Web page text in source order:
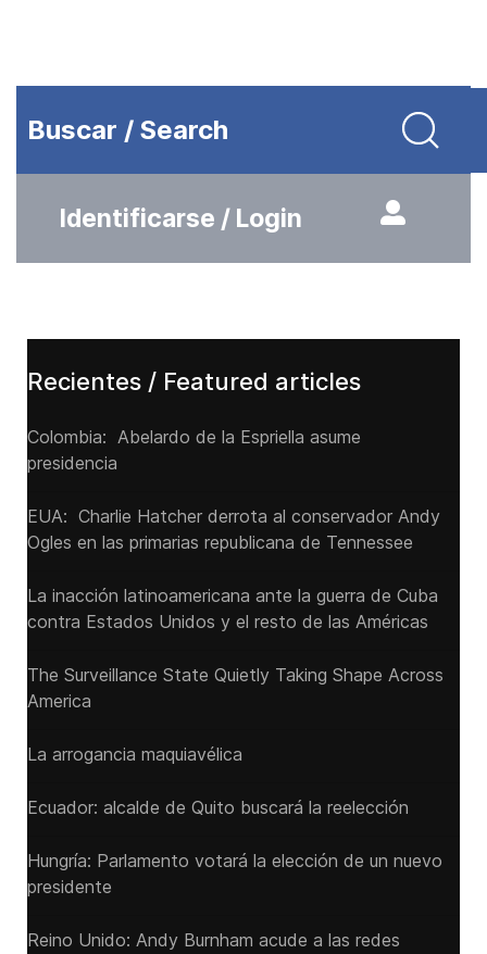
Buscar / Search
Identificarse / Login
Recientes / Featured articles
Colombia: Abelardo de la Espriella asume
presidencia
EUA: Charlie Hatcher derrota al conservador Andy
Ogles en las primarias republicana de Tennessee
La inacción latinoamericana ante la guerra de Cuba
contra Estados Unidos y el resto de las Américas
The Surveillance State Quietly Taking Shape Across
America
La arrogancia maquiavélica
Ecuador: alcalde de Quito buscará la reelección
Hungría: Parlamento votará la elección de un nuevo
presidente
Reino Unido: Andy ‌Burnham acude a las redes